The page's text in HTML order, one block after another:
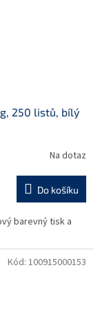
250 listů, bílý
Na dotaz
Do košíku
barevný tisk a
Kód: 100915000153